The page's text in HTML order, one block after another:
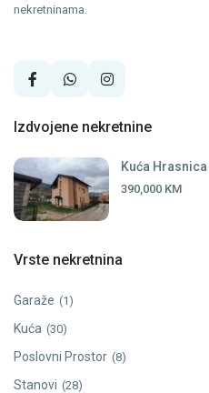
nekretninama.
Izdvojene nekretnine
Kuća
390,000 KM
Vrste nekretnina
Garaže (1)
Kuća (30)
Poslovni Prostor (8)
Stanovi (28)